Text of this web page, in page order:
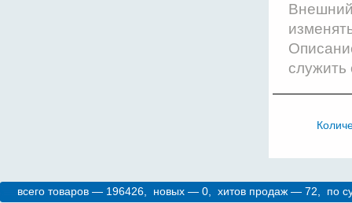
Внешний
всего товаров — 196426, новых — 0, хитов продаж — 72, по